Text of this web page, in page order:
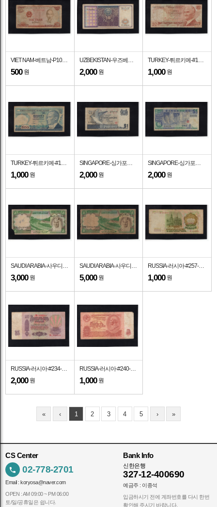
VIET NAM-베트남-P100a-HO CHI MINH(호치민-대통령)-200 DONG-1987년
500 원
UZBEKISTAN-우즈베키스탄-#177-25 SUM-1994년
2,000 원
TURKEY-튀르키예-#187-20 LIRA-KEMAL ATATURK(무스타파 케말 아타튀르크-대통령)-1974년
1,000 원
TURKEY-튀르키예-#195-500 LIRA-KEMAL ATATURK(무스타파 케말 아타튀르크-대통령)-1983년
1,000 원
SINGAPORE-싱가포르-#9-1 DOLLAR-1976년
2,000 원
SINGAPORE-싱가포르-#18-1 DOLLAR-1987년
2,000 원
SAUDI ARABIA-사우디아라비아-P17-10 RIYAL-KING FAISAL(파이살-왕)-1977년
3,000 원
SAUDI ARABIA-사우디아라비아-P17-10 RIYAL-KING FAISAL(파이살-왕)-1977년
5,000 원
RUSSIA-러시아-#257-1,000 RUBLES-1993년
1,000 원
RUSSIA-러시아-#234-25 RUBLES-1961년
2,000 원
RUSSIA-러시아-#240-10 RUBLES-1991년
1,000 원
« ‹ 1 2 3 4 5 › »
CS Center
02-778-2701
Email :koryosa@naver.com
OPEN : AM 09:00 ~ PM 06:00
토/일/공휴일은 쉽니다.
Bank Info
신한은행
327-12-400690
예금주 : 이종석
입금하시기 전에 계좌번호를 다시 한번